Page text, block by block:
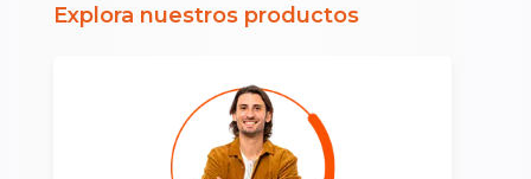
Explora nuestros productos